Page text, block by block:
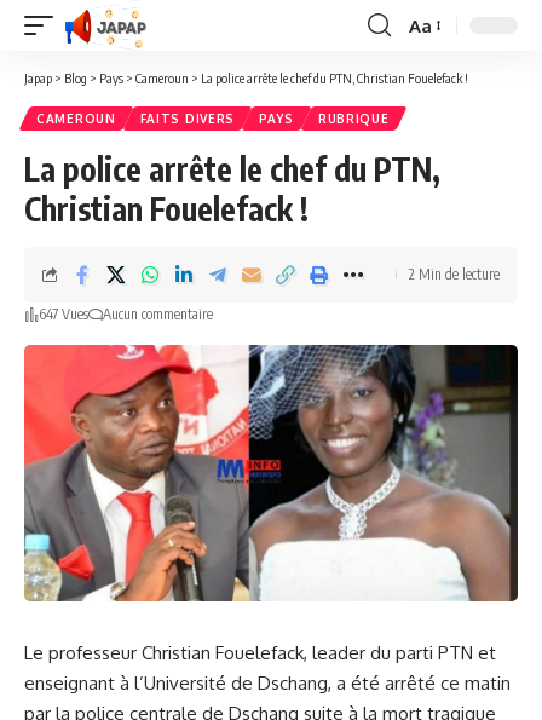
Redimensionner
la
Aa
Japap > Blog > Pays > Cameroun > La police arrête le chef du PTN, Christian Fouelefack !
CAMEROUN FAITS DIVERS PAYS RUBRIQUE
La police arrête le chef du PTN,
Christian Fouelefack !
647 Vues Aucun commentaire
2 Min de lecture
Le professeur Christian Fouelefack, leader du parti PTN et
enseignant à l’Université de Dschang, a été⁢ arrêté ce matin
par​ la police centrale de Dschang suite à la mort tragique